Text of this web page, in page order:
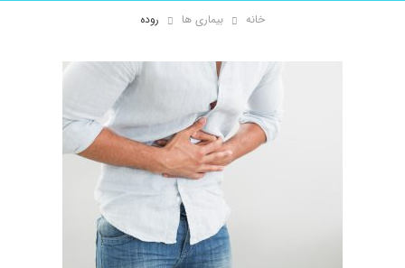
خانه بیماری ها روده